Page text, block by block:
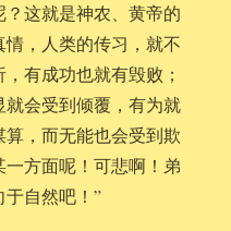
这就是神农、黄帝的
，人类的传习，就不
有成功也就有毁败；
会受到倾覆，有为就
，而无能也会受到欺
方面呢！可悲啊！弟
自然吧！”